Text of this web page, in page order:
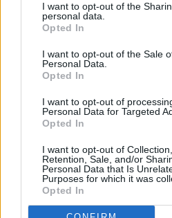
I want to opt-out of the
personal data.
Opted In
I want to opt-out of the Sale
Personal Data.
Opted In
I want to opt-out of
Personal Data for Targeted
Opted In
I want to opt-out of
Retention, Sale, and/or
Personal Data that Is
Purposes for which it was
Opted In
Mały odprysk to
Pojechałem